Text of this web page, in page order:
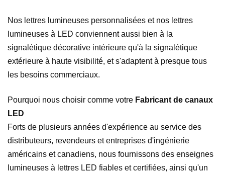
Nos lettres lumineuses personnalisées et nos lettres
lumineuses à LED conviennent aussi bien à la
signalétique décorative intérieure qu'à la signalétique
extérieure à haute visibilité, et s'adaptent à presque tous
les besoins commerciaux.
Pourquoi nous choisir comme votre Fabricant de canaux
LED
Forts de plusieurs années d'expérience au service des
distributeurs, revendeurs et entreprises d'ingénierie
américains et canadiens, nous fournissons des enseignes
lumineuses à lettres LED fiables et certifiées, ainsi qu'un